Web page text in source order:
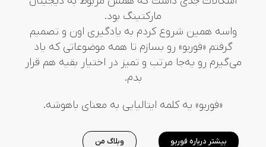
مارکتینگ بود.
واسه همین شروع کردم به یادگیری اون و تصمیم
گرفتم «فوربو» رو بسازم تا همه موضوعاتی که یاد
می‌گیرم رو یه‌جا مرتب و تمیز در اختیار بقیه هم قرار
بدم.
«فوربو» یه کلمه ایتالیایی به معنای باهوشه.
بیشتر درباره فوربو وبلاگ من